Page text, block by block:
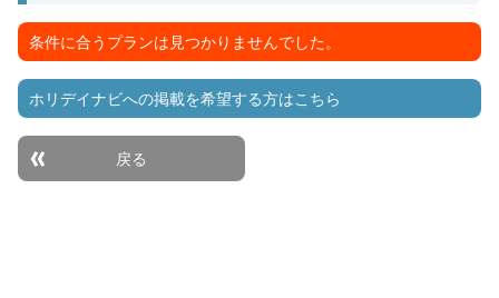
条件に合うプランは見つかりませんでした。
ホリデイナビへの掲載を希望する方はこちら
戻る